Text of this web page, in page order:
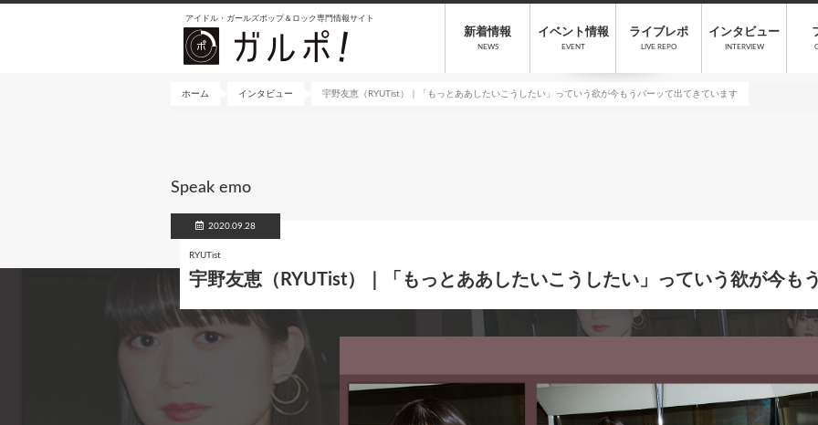
アイドル・ガールズポップ＆ロック専門情報サイト
新着情報
NEWS
イベント情報
EVENT
ライブレポ
LIVE REPO
インタビュー
INTERVIEW
ホーム インタビュー 宇野友恵（RYUTist）｜「もっとああしたいこうしたい」っていう欲が今もうバーッて出てきています
Speak emo
2020.09.28
RYUTist
宇野友恵（RYUTist）｜「もっとああしたいこうしたい」っていう欲が今も